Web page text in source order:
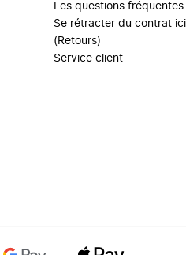
Les questions fréquentes
Se rétracter du contrat ici
(Retours)
Service client